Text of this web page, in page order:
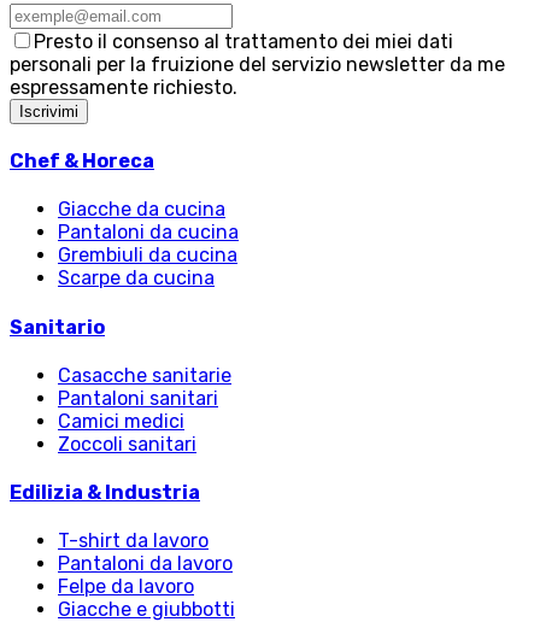
Presto il consenso al trattamento dei miei dati
personali per la fruizione del servizio newsletter da me
espressamente richiesto.
Iscrivimi
Chef & Horeca
Giacche da cucina
Pantaloni da cucina
Grembiuli da cucina
Scarpe da cucina
Sanitario
Casacche sanitarie
Pantaloni sanitari
Camici medici
Zoccoli sanitari
Edilizia & Industria
T-shirt da lavoro
Pantaloni da lavoro
Felpe da lavoro
Giacche e giubbotti